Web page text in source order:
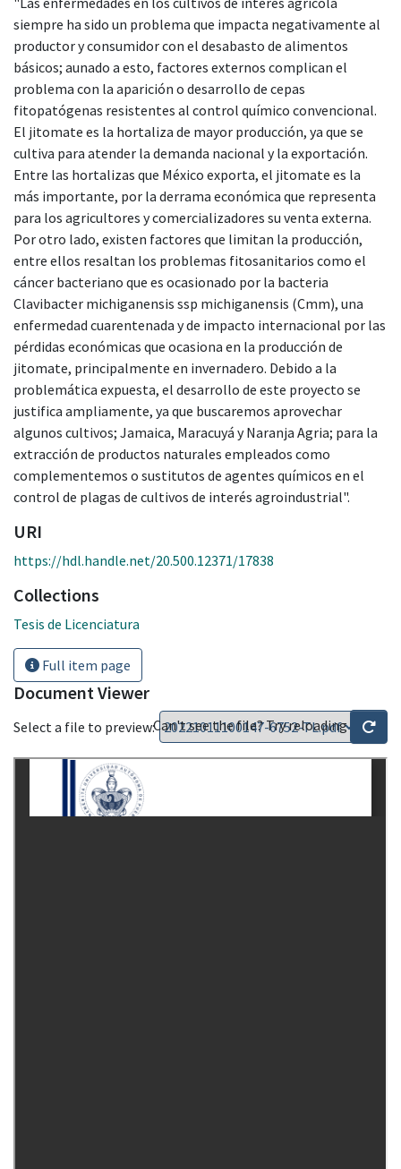
siempre ha sido un problema que impacta negativamente al
productor y consumidor con el desabasto de alimentos
básicos; aunado a esto, factores externos complican el
problema con la aparición o desarrollo de cepas
fitopatógenas resistentes al control químico convencional.
El jitomate es la hortaliza de mayor producción, ya que se
cultiva para atender la demanda nacional y la exportación.
Entre las hortalizas que México exporta, el jitomate es la
más importante, por la derrama económica que representa
para los agricultores y comercializadores su venta externa.
Por otro lado, existen factores que limitan la producción,
entre ellos resaltan los problemas fitosanitarios como el
cáncer bacteriano que es ocasionado por la bacteria
Clavibacter michiganensis ssp michiganensis (Cmm), una
enfermedad cuarentenada y de impacto internacional por las
pérdidas económicas que ocasiona en la producción de
jitomate, principalmente en invernadero. Debido a la
problemática expuesta, el desarrollo de este proyecto se
justifica ampliamente, ya que buscaremos aprovechar
algunos cultivos; Jamaica, Maracuyá y Naranja Agria; para la
extracción de productos naturales empleados como
complementemos o sustitutos de agentes químicos en el
control de plagas de cultivos de interés agroindustrial".
URI
https://hdl.handle.net/20.500.12371/17838
Collections
Tesis de Licenciatura
Full item page
Document Viewer
Select a file to preview:Can't see the file? Try reloading